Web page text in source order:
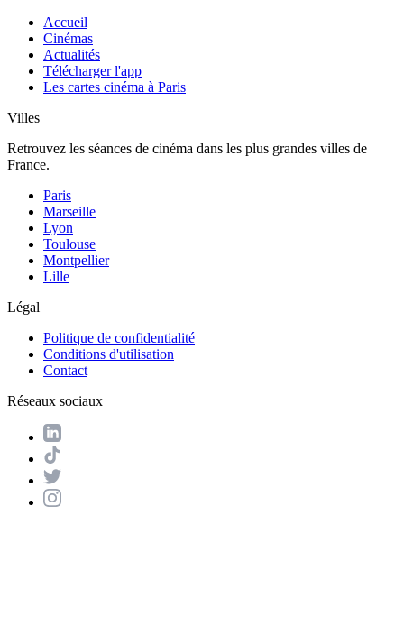
Accueil
Cinémas
Actualités
Télécharger l'app
Les cartes cinéma à Paris
Villes
Retrouvez les séances de cinéma dans les plus grandes villes de
France.
Paris
Marseille
Lyon
Toulouse
Montpellier
Lille
Légal
Politique de confidentialité
Conditions d'utilisation
Contact
Réseaux sociaux